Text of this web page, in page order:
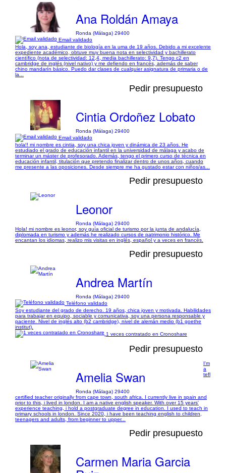
Ana Roldán Amaya
Ronda (Málaga) 29400
Email validado
Hola, soy ana, estudiante de biología en la uma de 19 años. Debido a mi excelente
expediente académico, obtuve muy buena nota en selectividad y bachillerato
científico (nota de selectividad: 12,4, media bachillerato: 9,7). Tengo c2 en
cambridge de inglés (nivel nativo) y me defiendo en francés, además de saber
chino mandarín básico. Puedo dar clases de cualquier asignatura de primaria o de
la...
Pedir presupuesto
Cintia Ordoñez Lobato
Ronda (Málaga) 29400
Email validado
hola!! mi nombre es cintia, soy una chica joven y dinámica de 23 años. He
estudiado el grado de educación infantil en la universidad de málaga y acabo de
terminar un máster de profesorado. Además, tengo el primero curso de técnica en
educación infantil, titulación que pretendo finalizar dentro de unos años, cuando
me presente a las oposiciones. Desde siempre me ha gustado estar con niños/as...
Pedir presupuesto
Leonor
Ronda (Málaga) 29400
Hola! mi nombre es leonor, soy guía oficial de turismo por la junta de andalucía,
diplomada en turismo y además he realizado cursos de patrimonio histórico. Me
encantan los idiomas, realizo mis visitas en inglés, español y a veces en francés.
Pedir presupuesto
Andrea Martín
Ronda (Málaga) 29400
Teléfono validado
Soy estudiante del grado de derecho. 19 años, chica joven y motivada. Habilidades
para trabajar en equipo, sociable y comunicativa, soy una persona responsable y
paciente. Nivel de inglés alto (b2 cambridge), nivel de alemán medio (b1 goethe
institut).
1 veces contratado en Cronoshare
Pedir presupuesto
Amelia Swan
Ronda (Málaga) 29400
I'm
a
tefl
certified teacher originally from cape town, south africa. I currently live in spain and
prior to this, i lived in london. I am a native english speaker. With over 15 years'
experience teaching, i hold a postgraduate degree in education. I used to teach in
primary schools in london. Since 2020, i have been teaching english to children,
teenagers and adults, from beginner to upper...
Pedir presupuesto
Carmen Maria Garcia